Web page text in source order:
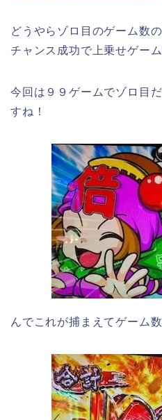
どうやらゾロ目のゲーム数
チャンス成功で上乗せゲー
今回は９９ゲームでゾロ目
すね！
んでこれが捕まえてゲーム数